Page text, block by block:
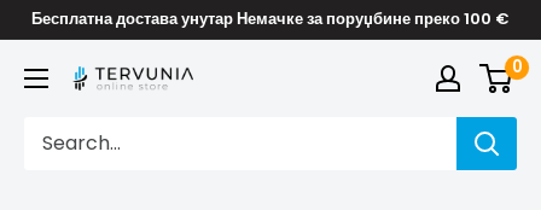
Skip
content
Бесплатна достава унутар Немачке за поруџбине преко 100 €
TERVUNIA
Stores
0